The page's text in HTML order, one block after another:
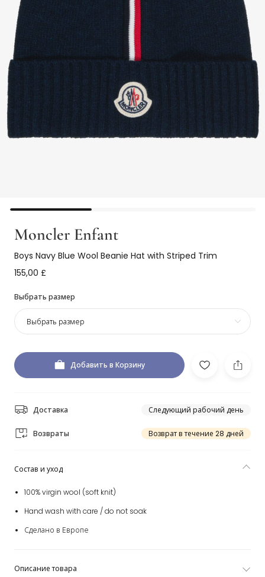
Moncler Enfant
Boys Navy Blue Wool Beanie Hat with Striped Trim
155,00 £
Выбрать размер
Выбрать размер
Добавить в Корзину
Доставка Следующий рабочий день
Возвраты Возврат в течение 28 дней
Состав и уход
100% virgin wool (soft knit)
Hand wash with care / do not soak
Сделано в Европе
Описание товара